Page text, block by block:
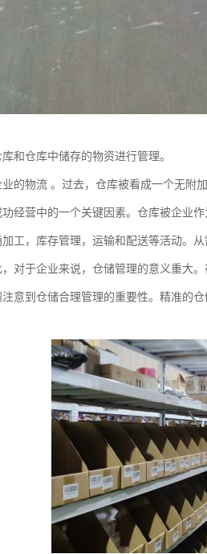
和仓库中储存的物资进行管理。
的物流 。过去，仓库被看成一个无附
经营中的一个关键因素。仓库被企业
工，库存管理，运输和配送等活动。
对于企业来说，仓储管理的意义重大
意到仓储合理管理的重要性。精准的